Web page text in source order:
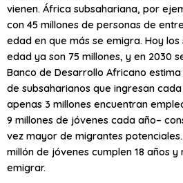
vienen. África subsahariana, por
con 45 millones de personas de
edad en que más se emigra. Hoy
edad ya son 75 millones, y en 2030
Banco de Desarrollo Africano estima
de subsaharianos que ingresan
apenas 3 millones encuentran
9 millones de jóvenes cada año–
vez mayor de migrantes
millón de jóvenes cumplen 18 años y
emigrar.